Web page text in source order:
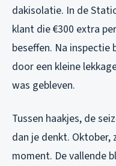
dakisolatie. In de
klant die €300 extra
beseffen. Na
door een kleine
was gebleven.
Tussen haakjes, de
dan je denkt. Oktober,
moment. De vallende